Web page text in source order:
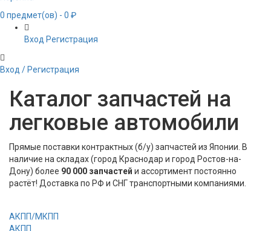
0 предмет(ов) - 0 ₽
Вход Регистрация
Вход / Регистрация
Каталог запчастей на
легковые автомобили
Прямые поставки контрактных (б/у) запчастей из Японии. В
наличие на складах (город Краснодар и город Ростов-на-
Дону) более 90 000 запчастей и ассортимент постоянно
растёт! Доставка по РФ и СНГ транспортными компаниями.
АКПП/МКПП
АКПП